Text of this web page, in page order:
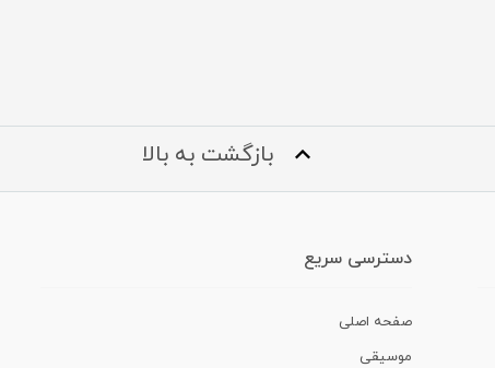
بازگشت به بالا
دسترسی سریع
صفحه اصلی
موسیقی